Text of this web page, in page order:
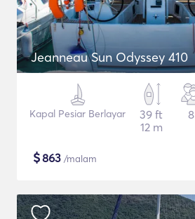
Jeanneau Sun Odyssey 410
Kapal Pesiar Berlayar
39 ft
12 m
8
$863 /malam